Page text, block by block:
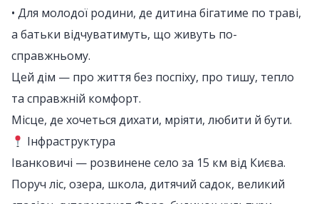
• Для молодої родини, де дитина бігатиме по траві,
а батьки відчуватимуть, що живуть по-
справжньому.
Цей дім — про життя без поспіху, про тишу, тепло
та справжній комфорт.
Місце, де хочеться дихати, мріяти, любити й бути.
Інфраструктура
Іванковичі — розвинене село за 15 км від Києва.
Поруч ліс, озера, школа, дитячий садок, великий